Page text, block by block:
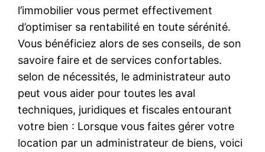
l’immobilier vous permet effectivement
d’optimiser sa rentabilité en toute sérénité.
Vous bénéficiez alors de ses conseils, de son
savoire faire et de services confortables.
selon de nécessités, le administrateur auto
peut vous aider pour toutes les aval
techniques, juridiques et fiscales entourant
votre bien : Lorsque vous faites gérer votre
location par un administrateur de biens, voici